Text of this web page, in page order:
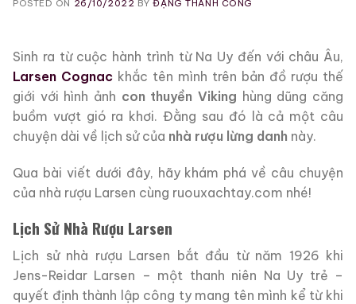
POSTED ON 26/10/2022 BYĐẶNG THÀNH CÔNG
Sinh ra từ cuộc hành trình từ Na Uy đến với châu Âu,
Larsen Cognac khắc tên mình trên bản đồ rượu thế
giới với hình ảnh con thuyền Viking hùng dũng căng
buồm vượt gió ra khơi. Đằng sau đó là cả một câu
chuyện dài về lịch sử của nhà rượu lừng danh này.
Qua bài viết dưới đây, hãy khám phá về câu chuyện
của nhà rượu Larsen cùng ruouxachtay.com nhé!
Lịch Sử Nhà Rượu Larsen
Lịch sử nhà rượu Larsen bắt đầu từ năm 1926 khi
Jens-Reidar Larsen – một thanh niên Na Uy trẻ –
quyết định thành lập công ty mang tên mình kể từ khi